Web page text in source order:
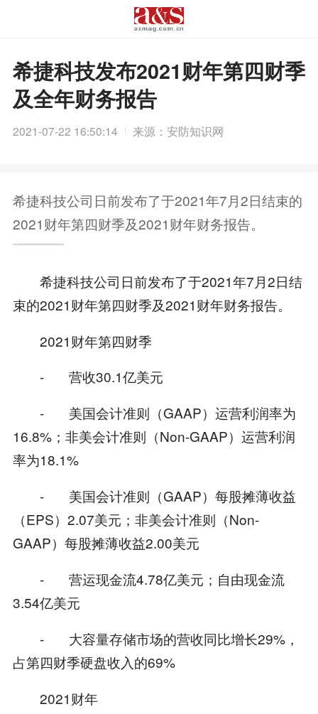
希捷科技发布2021财年第四财季
及全年财务报告
2021-07-22 16:50:14 来源：安防知识网
希捷科技公司日前发布了于2021年7月2日结束的
2021财年第四财季及2021财年财务报告。
希捷科技公司日前发布了于2021年7月2日结
束的2021财年第四财季及2021财年财务报告。
2021财年第四财季
- 营收30.1亿美元
- 美国会计准则（GAAP）运营利润率为
16.8%；非美会计准则（Non-GAAP）运营利润
率为18.1%
- 美国会计准则（GAAP）每股摊薄收益
（EPS）2.07美元；非美会计准则（Non-
GAAP）每股摊薄收益2.00美元
- 营运现金流4.78亿美元；自由现金流
3.54亿美元
- 大容量存储市场的营收同比增长29%，
占第四财季硬盘收入的69%
2021财年